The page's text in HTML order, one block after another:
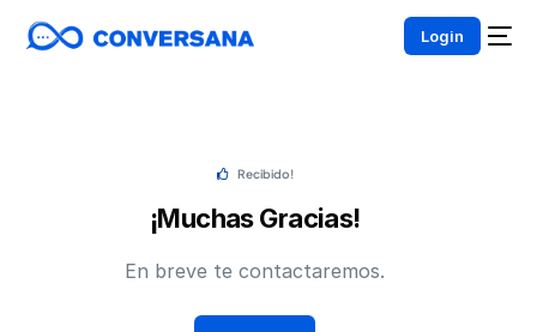
Login
Recibido!
¡Muchas Gracias!
En breve te contactaremos.